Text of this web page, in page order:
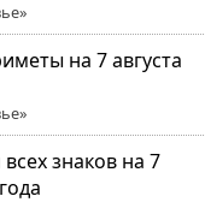
на 7 августа
знаков на 7